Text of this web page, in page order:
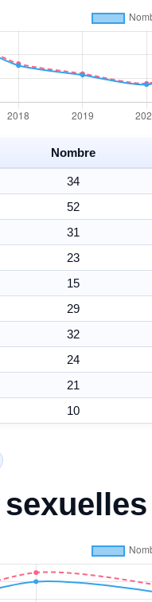
Nombre
34
52
31
23
15
29
32
24
21
10